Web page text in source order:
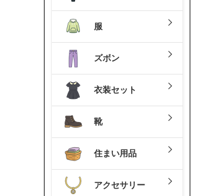
服
ズボン
衣装セット
靴
住まい用品
アクセサリー